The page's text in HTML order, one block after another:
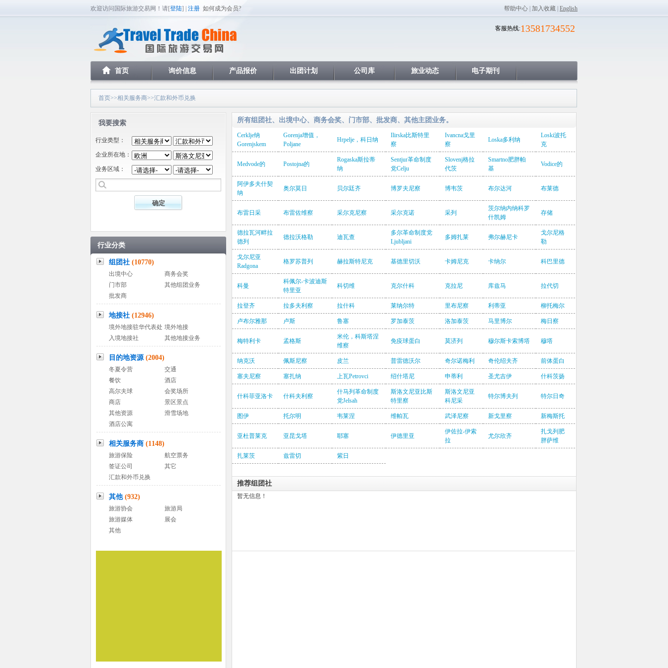
欢迎访问国际旅游交易网！请[登陆] | 注册 如何成为会员? 帮助中心 加入收藏 English
13581734552
客服热线:
首页 询价信息 产品报价 出团计划 公司库 旅业动态 电子期刊
首页>>相关服务商>>汇款和外币兑换
我要搜索
行业类型：
企业所在地：
业务区域：
行业分类
组团社 (10770)
出境中心
商务会奖
门市部
其他组团业务
批发商
地接社 (12946)
境外地接驻华代表处 境外地接
入境地接社
其他地接业务
目的地资源 (2004)
冬夏令营
交通
餐饮
酒店
高尔夫球
会奖场所
商店
景区景点
其他资源
滑雪场地
酒店公寓
相关服务商 (1148)
旅游保险
航空票务
签证公司
其它
汇款和外币兑换
其他 (932)
旅游协会
旅游局
旅游媒体
展会
其他
所有组团社、出境中心、商务会奖、门市部、批发商、其他主团业务。
Cerklje纳
Gorenjskem
Gorenja增值，
Poljane
Hrpelje，科日纳
Ilirska比斯特里
察
Ivancna戈里
察
Loska多利纳
Loski波托
克
Medvode的 Postojna的
Rogaska斯拉蒂
纳
Sentjur革命制度
党Celju
Slovenj格拉
代茨
Smartno肥胖帕
基
Vodice的
阿伊多夫什契
纳
奥尔莫日 贝尔廷齐 博罗夫尼察 博韦茨 布尔达河 布莱德
布雷日采 布雷佐维察 采尔克尼察 采尔克诺 采列
茨尔纳内纳科罗
什凯姆
存储
德拉瓦河畔拉
德列
德拉沃格勒 迪瓦查
多尔革命制度党
Ljubljani
多姆扎莱 弗尔赫尼卡
戈尔尼格
勒
戈尔尼亚
Radgona
格罗苏普列 赫拉斯特尼克 基德里切沃 卡姆尼克 卡纳尔 科巴里德
科曼
科佩尔-卡波迪斯
特里亚
科切维 克尔什科 克拉尼 库兹马 拉代切
拉登齐 拉多夫利察 拉什科 莱纳尔特 里布尼察 利蒂亚 柳托梅尔
卢布尔雅那 卢斯 鲁塞 罗加泰茨 洛加泰茨 马里博尔 梅日察
梅特利卡 孟格斯
米伦，科斯塔涅
维察
免疫球蛋白 莫济列 穆尔斯卡索博塔 穆塔
纳克沃 佩斯尼察 皮兰 普雷德沃尔 奇尔诺梅利 奇伦绍夫齐 前体蛋白
塞夫尼察 塞扎纳 上瓦Petrovci 绍什塔尼 申蒂利 圣尤吉伊 什科茨扬
什科菲亚洛卡 什科夫利察
什马列革命制度
党Jelsah
斯洛文尼亚比斯
特里察
斯洛文尼亚
科尼采
特尔博夫列 特尔日奇
图伊 托尔明 韦莱涅 维帕瓦 武泽尼察 新戈里察 新梅斯托
亚杜普莱克 亚昆戈塔 耶塞 伊德里亚
伊佐拉-伊索
拉
尤尔欣齐
扎戈列肥
胖萨维
扎莱茨 兹雷切 紫日
推荐组团社
暂无信息！